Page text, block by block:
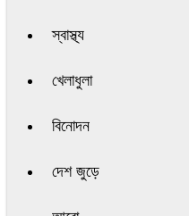
স্বাস্থ্য
খেলাধুলা
বিনোদন
দেশ জুড়ে